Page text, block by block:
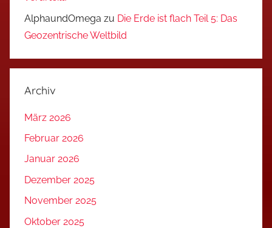
AlphaundOmega zu Die Erde ist flach Teil 5: Das
Geozentrische Weltbild
Archiv
März 2026
Februar 2026
Januar 2026
Dezember 2025
November 2025
Oktober 2025